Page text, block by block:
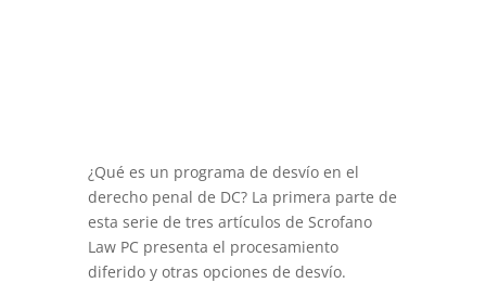
¿Qué es un programa de desvío en el
derecho penal de DC? La primera parte de
esta serie de tres artículos de Scrofano
Law PC presenta el procesamiento
diferido y otras opciones de desvío.